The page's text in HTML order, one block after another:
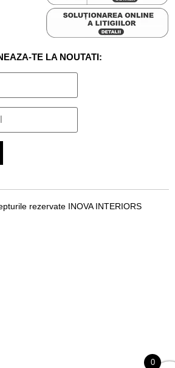
TE LA NOUTATI:
rezervate INOVA INTERIORS
0